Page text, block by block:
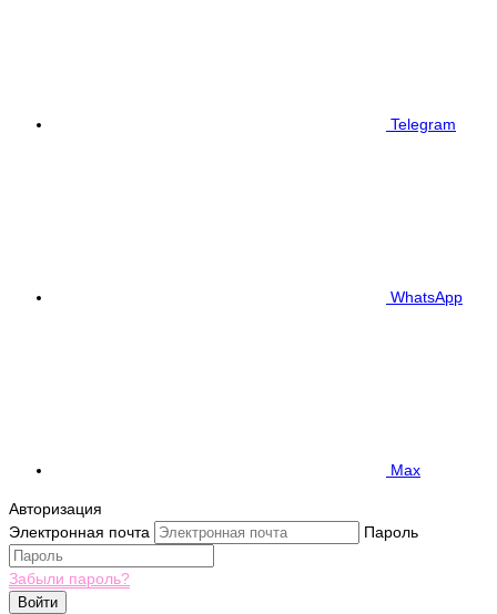
Telegram
WhatsApp
Max
Авторизация
Электронная почта
Пароль
Забыли пароль?
Войти